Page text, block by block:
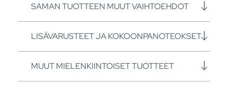
SAMAN TUOTTEEN MUUT VAIHTOEHDOT
LISÄVARUSTEET JA KOKOONPANOTEOKSET
MUUT MIELENKIINTOISET TUOTTEET